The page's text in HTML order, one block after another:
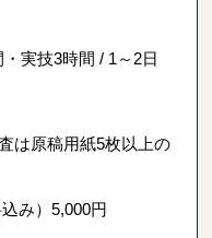
実技3時間 / 1～2日
は原稿用紙5枚以上の
み）5,000円